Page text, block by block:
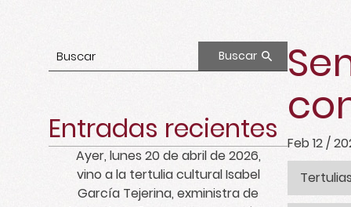
Buscar
Entradas recientes
Ayer, lunes 20 de abril de 2026,
vino a la tertulia cultural Isabel
García Tejerina, exministra de
Feb 12 /
Tertulias